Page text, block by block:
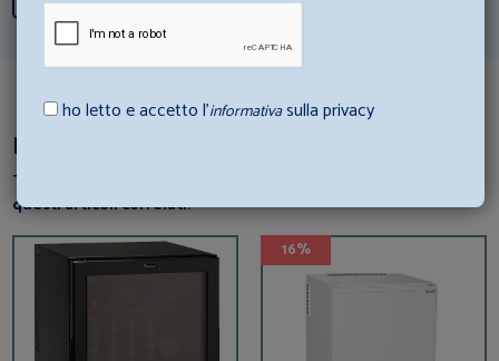
Dai un’occhiata a questi articoli
Ti è piaciuto questo prodotto? perchè non dai un’occhiata a
questi articoli correlati?
16%
ho letto e accetto l’informativasulla privacy